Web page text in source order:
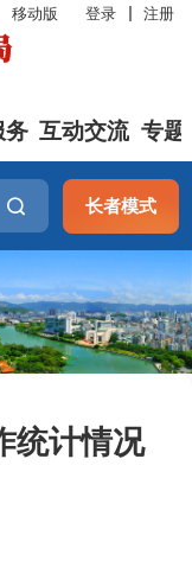
移动版 登录 注册
务 互动交流 专题
长者模式
统计情况